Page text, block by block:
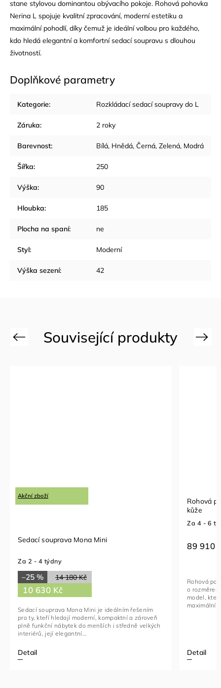
stane stylovou dominantou obývacího pokoje. Rohová pohovka
Nerina L spojuje kvalitní zpracování, moderní estetiku a
maximální pohodlí, díky čemuž je ideální volbou pro každého,
kdo hledá elegantní a komfortní sedací soupravu s dlouhou
životností.
Doplňkové parametry
Kategorie: Rozkládací sedací soupravy do L
Záruka: 2 roky
Barevnost: Bílá, Hnědá, Černá, Zelená, Modrá
Šířka: 250
Výška: 90
Hloubka: 185
Plocha na spaní: ne
Styl: Moderní
Výška sezení: 42
Previous
Akční zboží
Sedací souprava Mona Mini
Za 2 - 4 týdny
14 180 Kč
–25 %
10 630 Kč
Detail
Sedací souprava Mona Mini je ideálním řešením
pro ty, kteří hledají moderní, kompaktní a zároveň
plně funkční nábytek do menších i středně velkých
interiérů, její elegantní...
Rohová
kůže
Za 4 - 6
89 910
Detail
Rohová
o
model,
maximální
Next